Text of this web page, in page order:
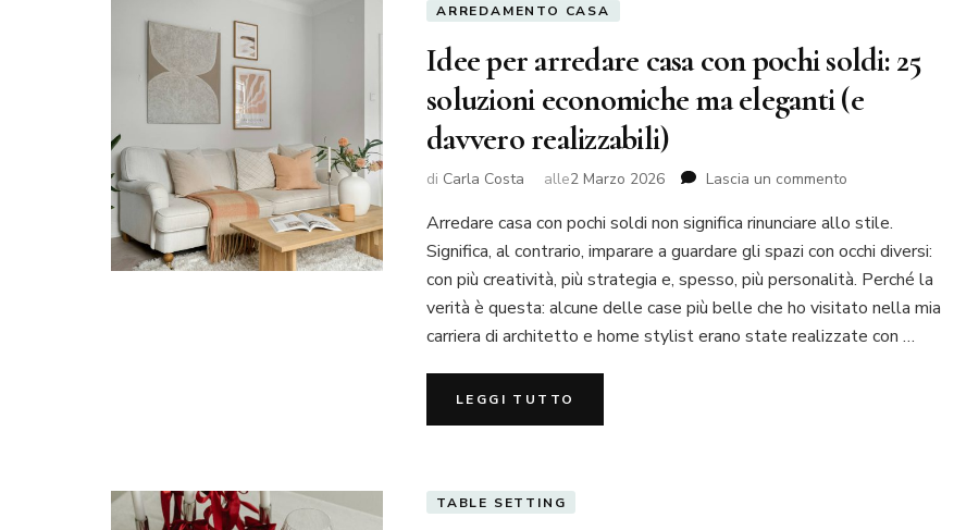
ARREDAMENTO CASA
Idee per arredare casa con pochi soldi: 25
soluzioni economiche ma eleganti (e
davvero realizzabili)
di Carla Costa alle2 Marzo 2026 Lascia un commento
per
arredare
casa
con
pochi
soldi:
Arredare casa con pochi soldi non significa rinunciare allo stile.
Significa, al contrario, imparare a guardare gli spazi con occhi diversi:
con più creatività, più strategia e, spesso, più personalità. Perché la
verità è questa: alcune delle case più belle che ho visitato nella mia
carriera di architetto e home stylist erano state realizzate con …
LEGGI TUTTO
TABLE SETTING